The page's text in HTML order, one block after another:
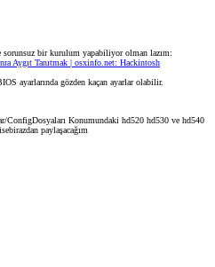
sorunsuz bir kurulum yapabiliyor olman lazım:
Aygıt Tanıtmak | osxinfo.net: Hackintosh
ayarlarında gözden kaçan ayarlar olabilir.
ConfigDosyaları Konumundaki hd520 hd530 ve hd540
paylaşacağım